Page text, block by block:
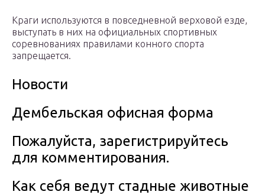
Краги используются в повседневной верховой езде,
выступать в них на официальных спортивных
соревнованиях правилами конного спорта
запрещается.
Новости
Дембельская офисная форма
Пожалуйста, зарегистрируйтесь
для комментирования.
Как себя ведут стадные животные